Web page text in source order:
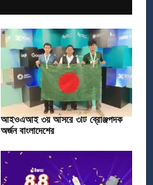
আইওএআই ৩য় আসরে ৩টি ব্রোঞ্জপদক
অর্জন বাংলাদেশের